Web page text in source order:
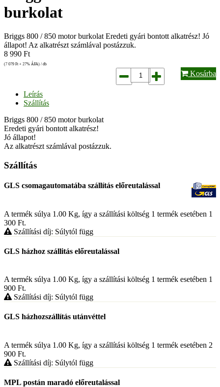
burkolat
Briggs 800 / 850 motor burkolat Eredeti gyári bontott alkatrész! Jó
állapot! Az alkatrészt számlával postázzuk.
8 990 Ft
(7 079 Ft + 27% ÁFA) / db
Kosárba
Leírás
Szállítás
Briggs 800 / 850 motor burkolat
Eredeti gyári bontott alkatrész!
Jó állapot!
Az alkatrészt számlával postázzuk.
Szállítás
GLS csomagautomatába szállítás előreutalással
A termék súlya 1.00 Kg, így a szállítási költség 1 termék esetében 1
300 Ft.
Szállítási díj: Súlytól függ
GLS házhoz szállitás előreutalással
A termék súlya 1.00 Kg, így a szállítási költség 1 termék esetében 1
900 Ft.
Szállítási díj: Súlytól függ
GLS házhozszállítás utánvéttel
A termék súlya 1.00 Kg, így a szállítási költség 1 termék esetében 2
900 Ft.
Szállítási díj: Súlytól függ
MPL postán maradó előreutalással